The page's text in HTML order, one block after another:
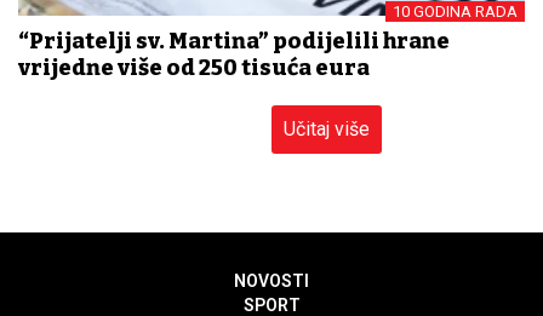
10 GODINA RADA
“Prijatelji sv. Martina” podijelili hrane
vrijedne više od 250 tisuća eura
Učitaj više
NOVOSTI
SPORT